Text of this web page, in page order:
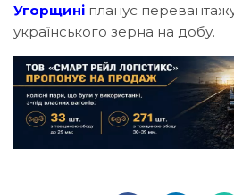
Угорщині планує
українського зерна на добу.